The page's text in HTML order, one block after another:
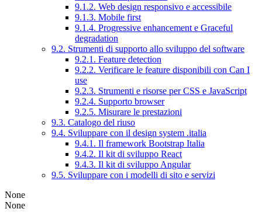
9.1.2. Web design responsivo e accessibile
9.1.3. Mobile first
9.1.4. Progressive enhancement e Graceful
degradation
9.2. Strumenti di supporto allo sviluppo del software
9.2.1. Feature detection
9.2.2. Verificare le feature disponibili con Can I
use
9.2.3. Strumenti e risorse per CSS e JavaScript
9.2.4. Supporto browser
9.2.5. Misurare le prestazioni
9.3. Catalogo del riuso
9.4. Sviluppare con il design system .italia
9.4.1. Il framework Bootstrap Italia
9.4.2. Il kit di sviluppo React
9.4.3. Il kit di sviluppo Angular
9.5. Sviluppare con i modelli di sito e servizi
None
None